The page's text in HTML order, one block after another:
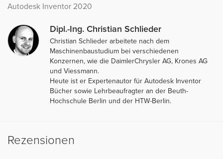
Autodesk Inventor 2020
Dipl.-Ing. Christian Schlieder
Christian Schlieder arbeitete nach dem
Maschinenbaustudium bei verschiedenen
Konzernen, wie die DaimlerChrysler AG, Krones AG
und Viessmann.
Heute ist er Expertenautor für Autodesk Inventor
Bücher sowie Lehrbeaufragter an der Beuth-
Hochschule Berlin und der HTW-Berlin.
Rezensionen